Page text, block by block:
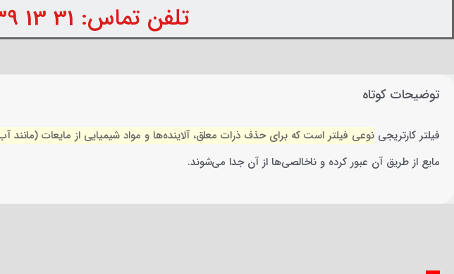
تلفن تماس: 31 13 39 74 - 021
توضیحات کوتاه
فیلتر کارتریجینوعی فیلتر است که برای حذف ذرات معلق، آلاینده‌ها و مواد شیمیایی از مایعات (مانند
مایع از طریق آن عبور کرده و ناخالصی‌ها از آن جدا می‌شوند.